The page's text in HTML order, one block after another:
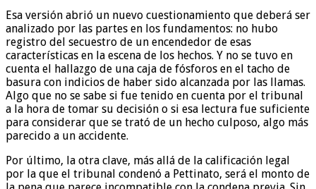
Esa versión abrió un nuevo cuestionamiento que deberá ser
analizado por las partes en los fundamentos: no hubo
registro del secuestro de un encendedor de esas
características en la escena de los hechos. Y no se tuvo en
cuenta el hallazgo de una caja de fósforos en el tacho de
basura con indicios de haber sido alcanzada por las llamas.
Algo que no se sabe si fue tenido en cuenta por el tribunal
a la hora de tomar su decisión o si esa lectura fue suficiente
para considerar que se trató de un hecho culposo, algo más
parecido a un accidente.
Por último, la otra clave, más allá de la calificación legal
por la que el tribunal condenó a Pettinato, será el monto de